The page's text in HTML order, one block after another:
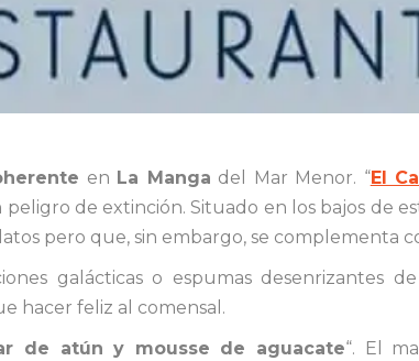
en La Manga del Mar Menor. “El
de extinción. Situado en los bajos de
pero que, sin embargo, se complementa
galácticas o espumas desenrizantes
hacer feliz al comensal.
de atún y mousse de aguacate“. El